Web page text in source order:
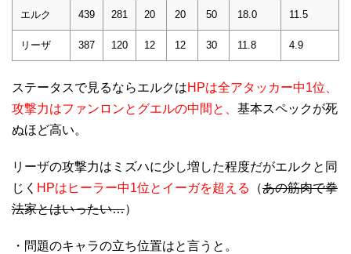
エルク 439 281 20 20 50 18.0 11.5
リーザ 387 120 12 12 30 11.8 4.9
ステータスで見るならエルクはHPは全アタッカー中1位、
攻撃力はファンロンとグエルの中間と、 基本スペックが死
ぬほど高い。
リーザの攻撃力はミズハに少し増した程度だがエルクと同
じく HPはヒーラー中1位とイーガを超える （あの筋肉で拳
法家とはいったい…）
・問題のキャラの立ち位置はと言うと。